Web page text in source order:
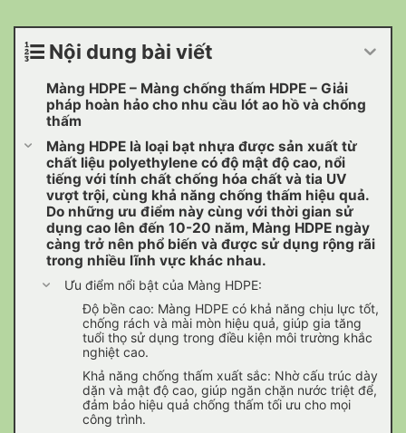
Nội dung bài viết
Màng HDPE – Màng chống thấm HDPE – Giải
pháp hoàn hảo cho nhu cầu lót ao hồ và chống
thấm
Màng HDPE là loại bạt nhựa được sản xuất từ
chất liệu polyethylene có độ mật độ cao, nổi
tiếng với tính chất chống hóa chất và tia UV
vượt trội, cùng khả năng chống thấm hiệu quả.
Do những ưu điểm này cùng với thời gian sử
dụng cao lên đến 10-20 năm, Màng HDPE ngày
càng trở nên phổ biến và được sử dụng rộng rãi
trong nhiều lĩnh vực khác nhau.
Ưu điểm nổi bật của Màng HDPE:
Độ bền cao: Màng HDPE có khả năng chịu lực tốt,
chống rách và mài mòn hiệu quả, giúp gia tăng
tuổi thọ sử dụng trong điều kiện môi trường khắc
nghiệt cao.
Khả năng chống thấm xuất sắc: Nhờ cấu trúc dày
dặn và mật độ cao, giúp ngăn chặn nước triệt để,
đảm bảo hiệu quả chống thấm tối ưu cho mọi
công trình.